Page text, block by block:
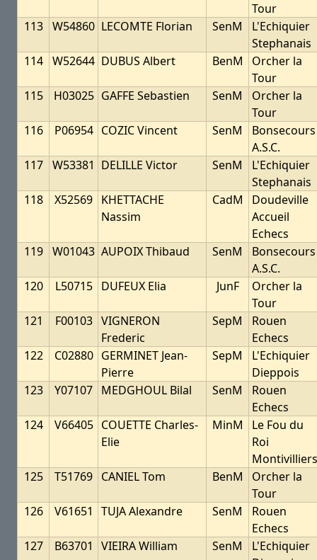
Tour
113 W54860 LECOMTE Florian SenM
L'Echiquier
Stephanais
114 W52644 DUBUS Albert BenM
Orcher la
Tour
115
H03025 GAFFE Sebastien SenM
Orcher la
Tour
116
P06954 COZIC Vincent SenM
Bonsecours
A.S.C.
117 W53381 DELILLE Victor SenM
L'Echiquier
Stephanais
118
X52569 KHETTACHE
Nassim
CadM
Doudeville
Accueil
Echecs
119 W01043 AUPOIX Thibaud SenM
Bonsecours
A.S.C.
120
L50715 DUFEUX Elia JunF
Orcher la
Tour
121
F00103 VIGNERON
Frederic
SepM
Rouen
Echecs
122
C02880 GERMINET Jean-
Pierre
SepM
L'Echiquier
Dieppois
123
Y07107 MEDGHOUL Bilal SenM
Rouen
Echecs
124
V66405 COUETTE Charles-
Elie
MinM
Le Fou du
Roi
Montivilliers
125
T51769 CANIEL Tom BenM
Orcher la
Tour
126
V61651 TUJA Alexandre SenM
Rouen
Echecs
127
B63701 VIEIRA William SenM
L'Echiquier